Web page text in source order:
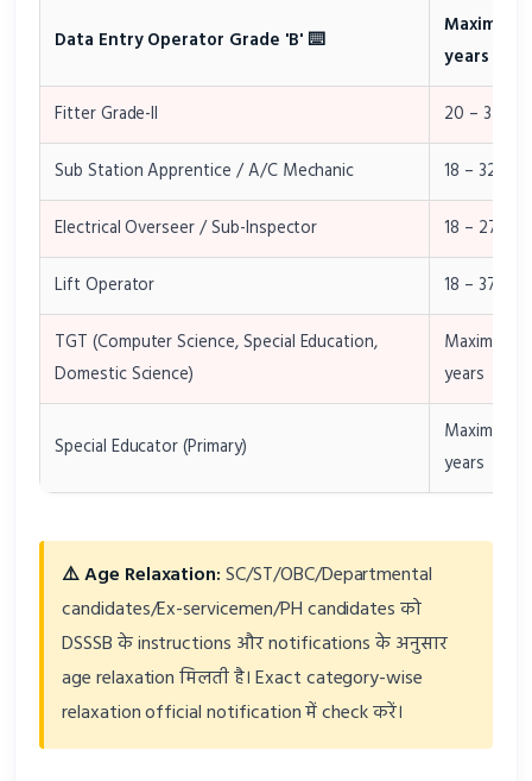
Data Entry Operator Grade 'B' ⌨️
Maximum
years
Fitter Grade-II
20 – 32
Sub Station Apprentice / A/C Mechanic
18 – 32
Electrical Overseer / Sub-Inspector
18 – 27
Lift Operator
18 – 37
TGT (Computer Science, Special Education,
Domestic Science)
Maximum
years
Special Educator (Primary)
Maximum
years
⚠️ Age Relaxation:SC/ST/OBC/Departmental
candidates/Ex-servicemen/PH candidates को
DSSSB के instructions और notifications के अनुसार
age relaxation मिलती है। Exact category-wise
relaxation official notification में check करें।